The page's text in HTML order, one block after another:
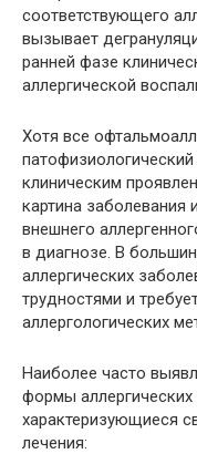
соответствующего
вызывает
ранней фазе
аллергической
Хотя все
клиническим
картина заболевания
внешнего
в диагнозе. В
аллергических
трудностями и
аллергологических
Наиболее часто
формы
характеризующиеся
лечения: